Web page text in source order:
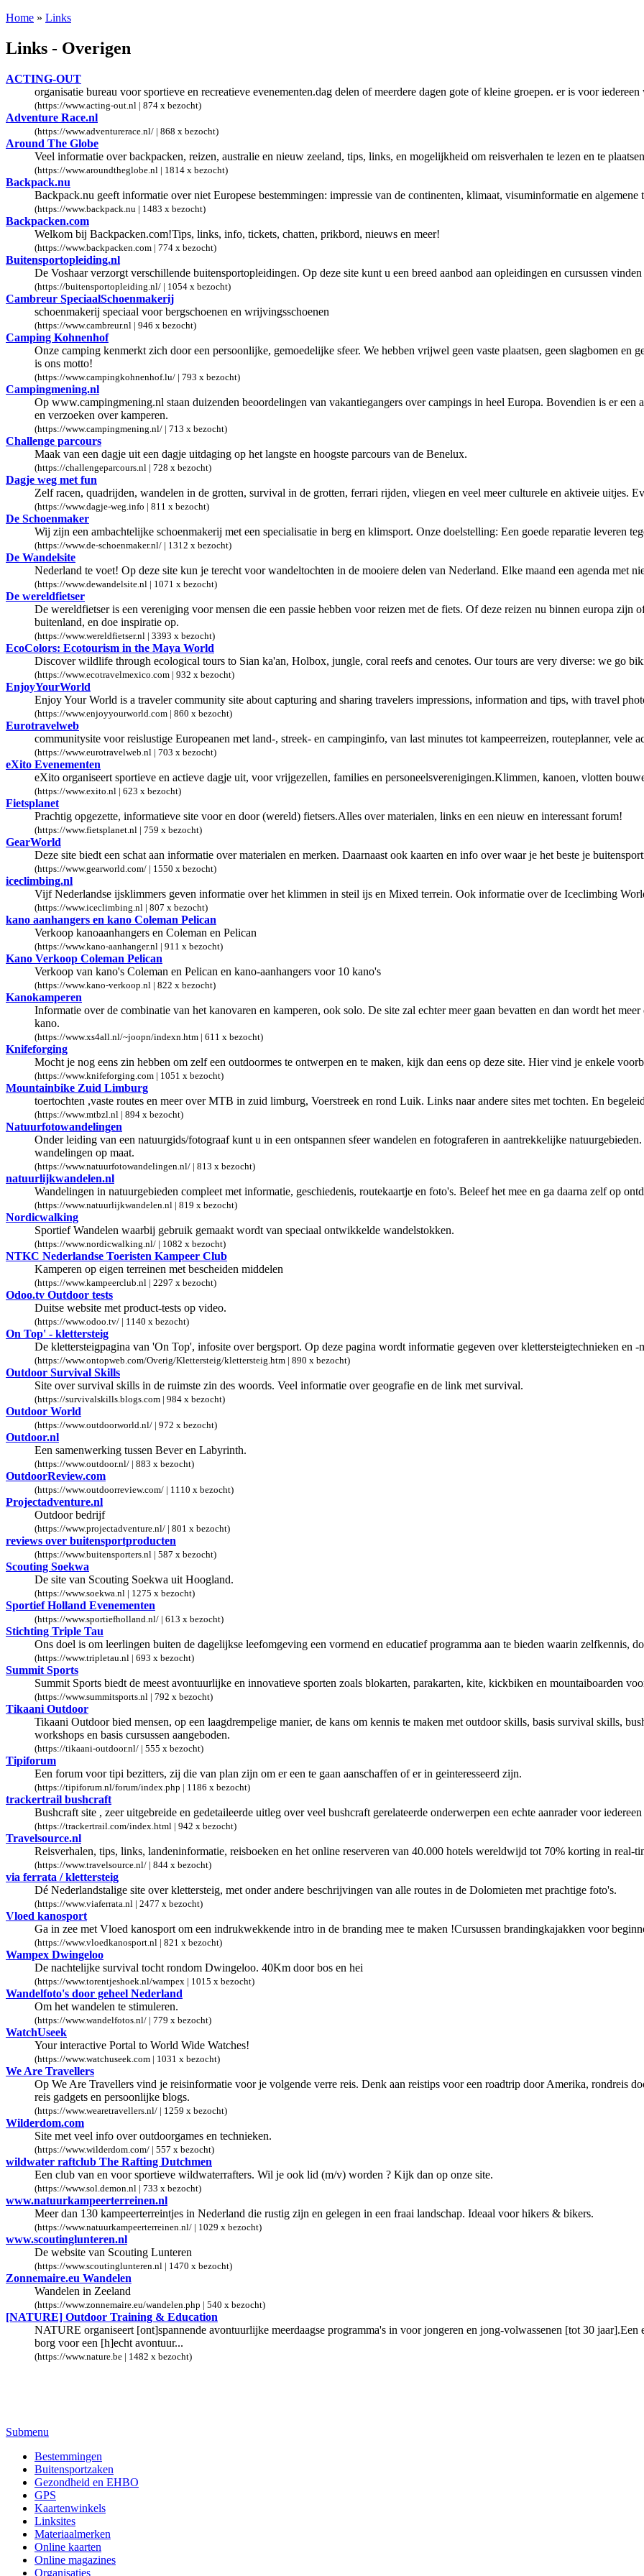
Home » Links
Links - Overigen
ACTING-OUT
organisatie bureau voor sportieve en recreatieve evenementen.dag delen of meerdere dagen gote of kleine groepen. er is voor
(https://www.acting-out.nl | 874 x bezocht)
Adventure Race.nl
(https://www.adventurerace.nl/ | 868 x bezocht)
Around The Globe
Veel informatie over backpacken, reizen, australie en nieuw zeeland, tips, links, en mogelijkheid om reisverhalen te lezen en te
(https://www.aroundtheglobe.nl | 1814 x bezocht)
Backpack.nu
Backpack.nu geeft informatie over niet Europese bestemmingen: impressie van de continenten, klimaat, visuminformatie en algemene
(https://www.backpack.nu | 1483 x bezocht)
Backpacken.com
Welkom bij Backpacken.com!Tips, links, info, tickets, chatten, prikbord, nieuws en meer!
(https://www.backpacken.com | 774 x bezocht)
Buitensportopleiding.nl
De Voshaar verzorgt verschillende buitensportopleidingen. Op deze site kunt u een breed aanbod aan opleidingen en cursussen vinden
(https://buitensportopleiding.nl/ | 1054 x bezocht)
Cambreur SpeciaalSchoenmakerij
schoenmakerij speciaal voor bergschoenen en wrijvingsschoenen
(https://www.cambreur.nl | 946 x bezocht)
Camping Kohnenhof
Onze camping kenmerkt zich door een persoonlijke, gemoedelijke sfeer. We hebben vrijwel geen vaste plaatsen, geen slagbomen en
is ons motto!
(https://www.campingkohnenhof.lu/ | 793 x bezocht)
Campingmening.nl
Op www.campingmening.nl staan duizenden beoordelingen van vakantiegangers over campings in heel Europa. Bovendien is er een
en verzoeken over kamperen.
(https://www.campingmening.nl/ | 713 x bezocht)
Challenge parcours
Maak van een dagje uit een dagje uitdaging op het langste en hoogste parcours van de Benelux.
(https://challengeparcours.nl | 728 x bezocht)
Dagje weg met fun
Zelf racen, quadrijden, wandelen in de grotten, survival in de grotten, ferrari rijden, vliegen en veel meer culturele en aktiveie uitjes.
(https://www.dagje-weg.info | 811 x bezocht)
De Schoenmaker
Wij zijn een ambachtelijke schoenmakerij met een specialisatie in berg en klimsport. Onze doelstelling: Een goede reparatie leveren
(https://www.de-schoenmaker.nl/ | 1312 x bezocht)
De Wandelsite
Nederland te voet! Op deze site kun je terecht voor wandeltochten in de mooiere delen van Nederland. Elke maand een agenda met
(https://www.dewandelsite.nl | 1071 x bezocht)
De wereldfietser
De wereldfietser is een vereniging voor mensen die een passie hebben voor reizen met de fiets. Of deze reizen nu binnen europa
buitenland, en doe inspiratie op.
(https://www.wereldfietser.nl | 3393 x bezocht)
EcoColors: Ecotourism in the Maya World
Discover wildlife through ecological tours to Sian ka'an, Holbox, jungle, coral reefs and cenotes. Our tours are very diverse: we go
(https://www.ecotravelmexico.com | 932 x bezocht)
EnjoyYourWorld
Enjoy Your World is a traveler community site about capturing and sharing travelers impressions, information and tips, with travel
(https://www.enjoyyourworld.com | 860 x bezocht)
Eurotravelweb
communitysite voor reislustige Europeanen met land-, streek- en campinginfo, van last minutes tot kampeerreizen, routeplanner, vele
(https://www.eurotravelweb.nl | 703 x bezocht)
eXito Evenementen
eXito organiseert sportieve en actieve dagje uit, voor vrijgezellen, families en personeelsverenigingen.Klimmen, kanoen, vlotten
(https://www.exito.nl | 623 x bezocht)
Fietsplanet
Prachtig opgezette, informatieve site voor en door (wereld) fietsers.Alles over materialen, links en een nieuw en interessant forum!
(https://www.fietsplanet.nl | 759 x bezocht)
GearWorld
Deze site biedt een schat aan informatie over materialen en merken. Daarnaast ook kaarten en info over waar je het beste je
(https://www.gearworld.com/ | 1550 x bezocht)
iceclimbing.nl
Vijf Nederlandse ijsklimmers geven informatie over het klimmen in steil ijs en Mixed terrein. Ook informatie over de Iceclimbing
(https://www.iceclimbing.nl | 807 x bezocht)
kano aanhangers en kano Coleman Pelican
Verkoop kanoaanhangers en Coleman en Pelican
(https://www.kano-aanhanger.nl | 911 x bezocht)
Kano Verkoop Coleman Pelican
Verkoop van kano's Coleman en Pelican en kano-aanhangers voor 10 kano's
(https://www.kano-verkoop.nl | 822 x bezocht)
Kanokamperen
Informatie over de combinatie van het kanovaren en kamperen, ook solo. De site zal echter meer gaan bevatten en dan wordt het
kano.
(https://www.xs4all.nl/~joopn/indexn.htm | 611 x bezocht)
Knifeforging
Mocht je nog eens zin hebben om zelf een outdoormes te ontwerpen en te maken, kijk dan eens op deze site. Hier vind je enkele
(https://www.knifeforging.com | 1051 x bezocht)
Mountainbike Zuid Limburg
toertochten ,vaste routes en meer over MTB in zuid limburg, Voerstreek en rond Luik. Links naar andere sites met tochten. En
(https://www.mtbzl.nl | 894 x bezocht)
Natuurfotowandelingen
Onder leiding van een natuurgids/fotograaf kunt u in een ontspannen sfeer wandelen en fotograferen in aantrekkelijke
wandelingen op maat.
(https://www.natuurfotowandelingen.nl/ | 813 x bezocht)
natuurlijkwandelen.nl
Wandelingen in natuurgebieden compleet met informatie, geschiedenis, routekaartje en foto's. Beleef het mee en ga daarna zelf op
(https://www.natuurlijkwandelen.nl | 819 x bezocht)
Nordicwalking
Sportief Wandelen waarbij gebruik gemaakt wordt van speciaal ontwikkelde wandelstokken.
(https://www.nordicwalking.nl/ | 1082 x bezocht)
NTKC Nederlandse Toeristen Kampeer Club
Kamperen op eigen terreinen met bescheiden middelen
(https://www.kampeerclub.nl | 2297 x bezocht)
Odoo.tv Outdoor tests
Duitse website met product-tests op video.
(https://www.odoo.tv/ | 1140 x bezocht)
On Top' - klettersteig
De klettersteigpagina van 'On Top', infosite over bergsport. Op deze pagina wordt informatie gegeven over klettersteigtechnieken en -
(https://www.ontopweb.com/Overig/Klettersteig/klettersteig.htm | 890 x bezocht)
Outdoor Survival Skills
Site over survival skills in de ruimste zin des woords. Veel informatie over geografie en de link met survival.
(https://survivalskills.blogs.com | 984 x bezocht)
Outdoor World
(https://www.outdoorworld.nl/ | 972 x bezocht)
Outdoor.nl
Een samenwerking tussen Bever en Labyrinth.
(https://www.outdoor.nl/ | 883 x bezocht)
OutdoorReview.com
(https://www.outdoorreview.com/ | 1110 x bezocht)
Projectadventure.nl
Outdoor bedrijf
(https://www.projectadventure.nl/ | 801 x bezocht)
reviews over buitensportproducten
(https://www.buitensporters.nl | 587 x bezocht)
Scouting Soekwa
De site van Scouting Soekwa uit Hoogland.
(https://www.soekwa.nl | 1275 x bezocht)
Sportief Holland Evenementen
(https://www.sportiefholland.nl/ | 613 x bezocht)
Stichting Triple Tau
Ons doel is om leerlingen buiten de dagelijkse leefomgeving een vormend en educatief programma aan te bieden waarin zelfkennis,
(https://www.tripletau.nl | 693 x bezocht)
Summit Sports
Summit Sports biedt de meest avontuurlijke en innovatieve sporten zoals blokarten, parakarten, kite, kickbiken en mountaiboarden
(https://www.summitsports.nl | 792 x bezocht)
Tikaani Outdoor
Tikaani Outdoor bied mensen, op een laagdrempelige manier, de kans om kennis te maken met outdoor skills, basis survival skills,
workshops en basis cursussen aangeboden.
(https://tikaani-outdoor.nl/ | 555 x bezocht)
Tipiforum
Een forum voor tipi bezitters, zij die van plan zijn om er een te gaan aanschaffen of er in geinteresseerd zijn.
(https://tipiforum.nl/forum/index.php | 1186 x bezocht)
trackertrail bushcraft
Bushcraft site , zeer uitgebreide en gedetaileerde uitleg over veel bushcraft gerelateerde onderwerpen een echte aanrader voor
(https://trackertrail.com/index.html | 942 x bezocht)
Travelsource.nl
Reisverhalen, tips, links, landeninformatie, reisboeken en het online reserveren van 40.000 hotels wereldwijd tot 70% korting in real-
(https://www.travelsource.nl/ | 844 x bezocht)
via ferrata / klettersteig
Dé Nederlandstalige site over klettersteig, met onder andere beschrijvingen van alle routes in de Dolomieten met prachtige foto's.
(https://www.viaferrata.nl | 2477 x bezocht)
Vloed kanosport
Ga in zee met Vloed kanosport om een indrukwekkende intro in de branding mee te maken !Cursussen brandingkajakken voor
(https://www.vloedkanosport.nl | 821 x bezocht)
Wampex Dwingeloo
De nachtelijke survival tocht rondom Dwingeloo. 40Km door bos en hei
(https://www.torentjeshoek.nl/wampex | 1015 x bezocht)
Wandelfoto's door geheel Nederland
Om het wandelen te stimuleren.
(https://www.wandelfotos.nl/ | 779 x bezocht)
WatchUseek
Your interactive Portal to World Wide Watches!
(https://www.watchuseek.com | 1031 x bezocht)
We Are Travellers
Op We Are Travellers vind je reisinformatie voor je volgende verre reis. Denk aan reistips voor een roadtrip door Amerika, rondreis
reis gadgets en persoonlijke blogs.
(https://www.wearetravellers.nl/ | 1259 x bezocht)
Wilderdom.com
Site met veel info over outdoorgames en technieken.
(https://www.wilderdom.com/ | 557 x bezocht)
wildwater raftclub The Rafting Dutchmen
Een club van en voor sportieve wildwaterrafters. Wil je ook lid (m/v) worden ? Kijk dan op onze site.
(https://www.sol.demon.nl | 733 x bezocht)
www.natuurkampeerterreinen.nl
Meer dan 130 kampeerterreintjes in Nederland die rustig zijn en gelegen in een fraai landschap. Ideaal voor hikers & bikers.
(https://www.natuurkampeerterreinen.nl/ | 1029 x bezocht)
www.scoutinglunteren.nl
De website van Scouting Lunteren
(https://www.scoutinglunteren.nl | 1470 x bezocht)
Zonnemaire.eu Wandelen
Wandelen in Zeeland
(https://www.zonnemaire.eu/wandelen.php | 540 x bezocht)
[NATURE] Outdoor Training & Education
NATURE organiseert [ont]spannende avontuurlijke meerdaagse programma's in voor jongeren en jong-volwassenen [tot 30 jaar].Een
borg voor een [h]echt avontuur...
(https://www.nature.be | 1482 x bezocht)
Submenu
Bestemmingen
Buitensportzaken
Gezondheid en EHBO
GPS
Kaartenwinkels
Linksites
Materiaalmerken
Online kaarten
Online magazines
Organisaties